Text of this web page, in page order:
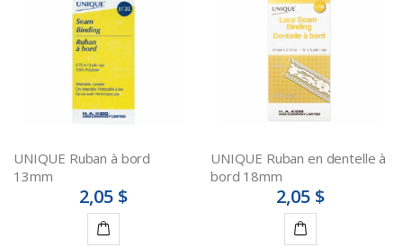
panier
panier
UNIQUE Ruban à bord
13mm
2,05 $
UNIQUE Ruban en dentelle à
bord 18mm
2,05 $